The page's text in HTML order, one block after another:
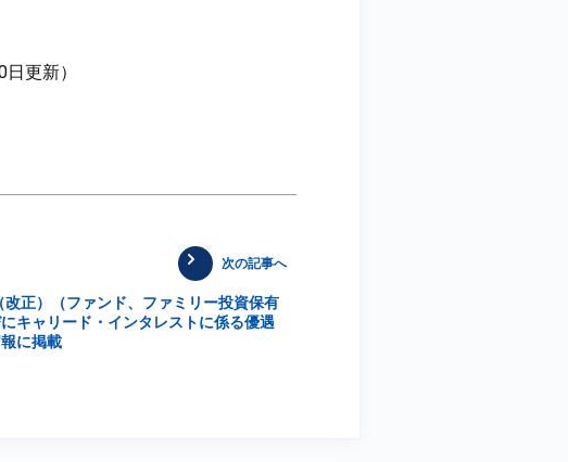
日更新）
次の記事へ
正）（ファンド、ファミリー投資保有
キャリード・インタレストに係る優遇
に掲載